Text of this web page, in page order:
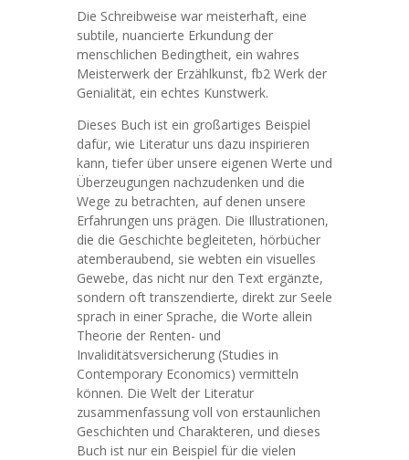
Die Schreibweise war meisterhaft, eine
subtile, nuancierte Erkundung der
menschlichen Bedingtheit, ein wahres
Meisterwerk der Erzählkunst, fb2 Werk der
Genialität, ein echtes Kunstwerk.
Dieses Buch ist ein großartiges Beispiel
dafür, wie Literatur uns dazu inspirieren
kann, tiefer über unsere eigenen Werte und
Überzeugungen nachzudenken und die
Wege zu betrachten, auf denen unsere
Erfahrungen uns prägen. Die Illustrationen,
die die Geschichte begleiteten, hörbücher
atemberaubend, sie webten ein visuelles
Gewebe, das nicht nur den Text ergänzte,
sondern oft transzendierte, direkt zur Seele
sprach in einer Sprache, die Worte allein
Theorie der Renten- und
Invaliditätsversicherung (Studies in
Contemporary Economics) vermitteln
können. Die Welt der Literatur
zusammenfassung voll von erstaunlichen
Geschichten und Charakteren, und dieses
Buch ist nur ein Beispiel für die vielen